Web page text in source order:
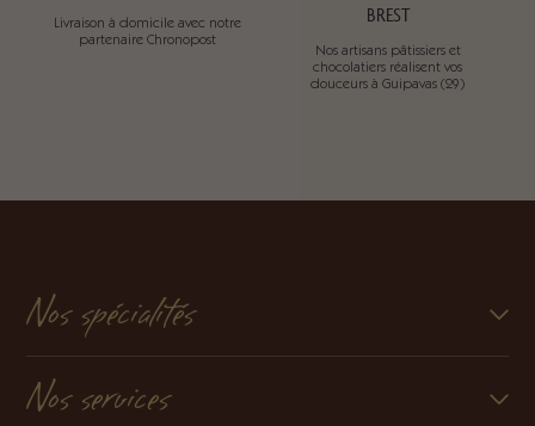
Livraison à domicile avec notre
partenaire Chronopost
BREST
Nos artisans pâtissiers et
chocolatiers réalisent vos
douceurs à Guipavas (29)
Nos spécialités
Nos services